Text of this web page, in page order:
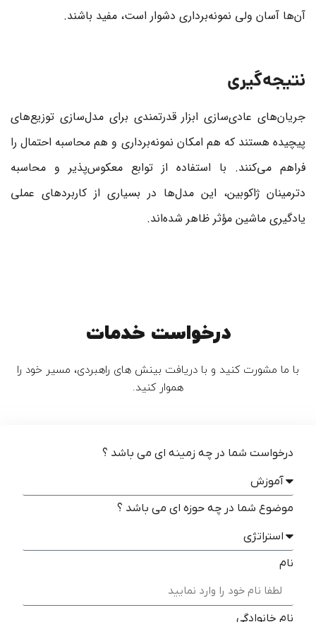
آن‌ها آسان ولی نمونه‌برداری دشوار است، مفید باشند.
نتیجه‌گیری
جریان‌های عادی‌سازی ابزار قدرتمندی برای مدل‌سازی توزیع‌های
پیچیده هستند که هم امکان نمونه‌برداری و هم محاسبه احتمال را
فراهم می‌کنند. با استفاده از توابع معکوس‌پذیر و محاسبه
دترمینان ژاکوبین، این مدل‌ها در بسیاری از کاربردهای عملی
یادگیری ماشین مؤثر ظاهر شده‌اند.
درخواست خدمات
با ما مشورت کنید و با دریافت بینش های راهبردی، مسیر خود را
هموار کنید.
درخواست شما در چه زمینه ای می باشد ؟
موضوع شما در چه حوزه ای می باشد ؟
نام
نام خانوادگی